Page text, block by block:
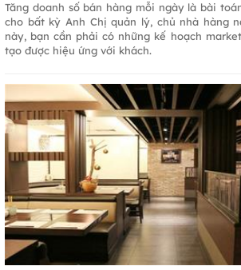
Tăng doanh số bán hàng mỗi ngày là bài
cho bất kỳ Anh Chị quản lý, chủ nhà hàng
này, bạn cần phải có những kế hoạch
tạo được hiệu ứng với khách.